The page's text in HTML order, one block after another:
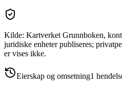
Kilde: Kartverket Grunnboken,
juridiske enheter publiseres;
er vises ikke.
Eierskap og omsetning1